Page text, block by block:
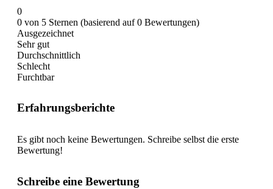
0
0 von 5 Sternen (basierend auf 0 Bewertungen)
Ausgezeichnet
Sehr gut
Durchschnittlich
Schlecht
Furchtbar
Erfahrungsberichte
Es gibt noch keine Bewertungen. Schreibe selbst die erste
Bewertung!
Schreibe eine Bewertung